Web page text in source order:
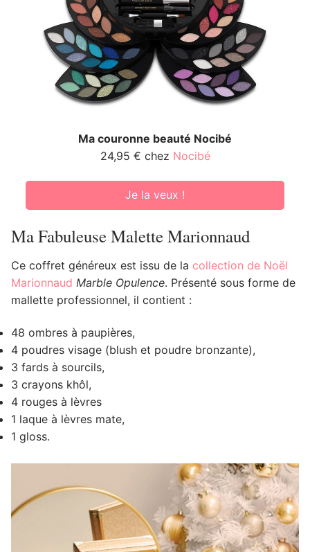
Ma couronne beauté Nocibé
24,95 € chez Nocibé
Je la veux !
Ma Fabuleuse Malette Marionnaud
Ce coffret généreux est issu de la collection de Noël
Marionnaud Marble Opulence. Présenté sous forme de
mallette professionnel, il contient :
48 ombres à paupières,
4 poudres visage (blush et poudre bronzante),
3 fards à sourcils,
3 crayons khôl,
4 rouges à lèvres
1 laque à lèvres mate,
1 gloss.